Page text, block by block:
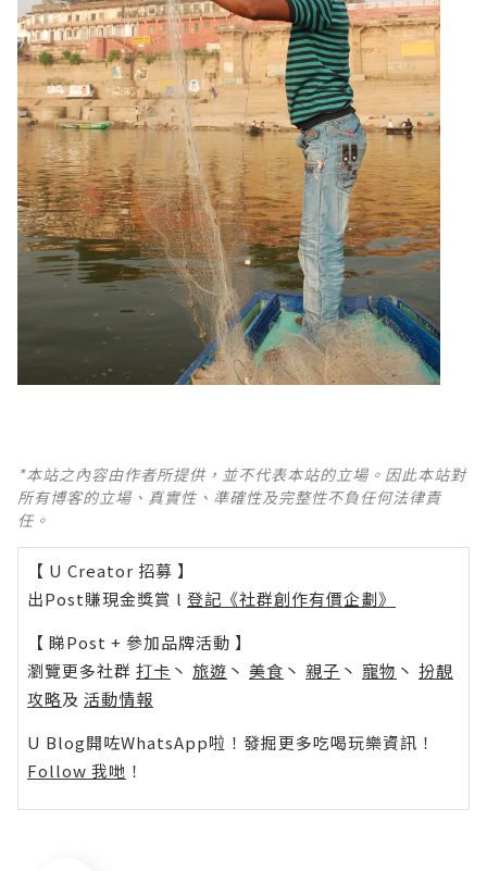
*本站之內容由作者所提供，並不代表本站的立場。因此本站對
所有博客的立場、真實性、準確性及完整性不負任何法律責
任。
【 U Creator 招募 】
出Post賺現金獎賞 l 登記《社群創作有價企劃》
【 睇Post + 參加品牌活動 】
瀏覽更多社群 打卡 丶 旅遊 丶 美食 丶 親子 丶 寵物 丶 扮靚
攻略及 活動情報
U Blog開咗WhatsApp啦！發掘更多吃喝玩樂資訊！
Follow 我哋 ！